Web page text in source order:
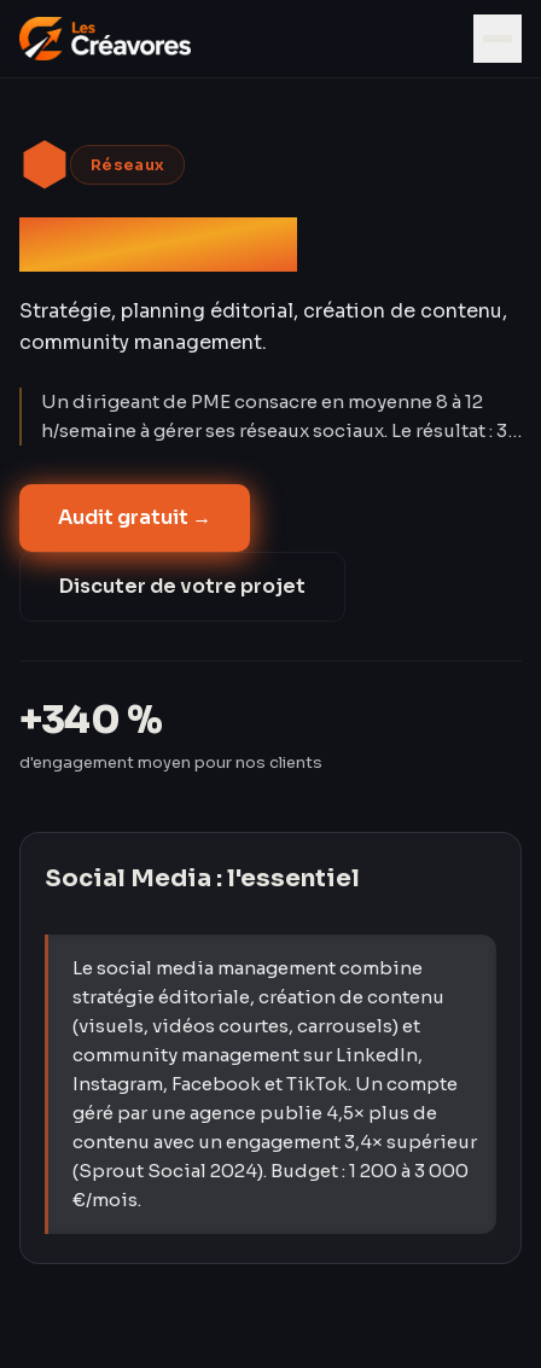
⬢ Réseaux
Social Media
Stratégie, planning éditorial, création de contenu,
community management.
Un dirigeant de PME consacre en moyenne 8 à 12
h/semaine à gérer ses réseaux sociaux. Le résultat : 3-
régularité. Nos clients passent à 15-20
contenus/mois par plateforme avec un engagement
en hausse de 340 % — sans mobiliser une minute de
leur temps.
Audit gratuit →
Discuter de votre projet
+340 %
d'engagement moyen pour nos clients
Social Media : l'essentiel
Le social media management combine
stratégie éditoriale, création de contenu
(visuels, vidéos courtes, carrousels) et
community management sur LinkedIn,
Instagram, Facebook et TikTok. Un compte
géré par une agence publie 4,5× plus de
contenu avec un engagement 3,4× supérieur
(Sprout Social 2024). Budget : 1 200 à 3 000
€/mois.